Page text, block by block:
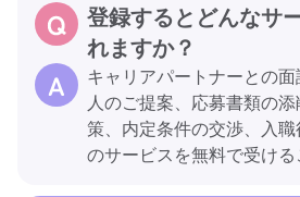
登録するとどんなサ
れますか？
キャリアパートナーとの
人のご提案、応募書類の
策、内定条件の交渉、入
のサービスを無料で受ける